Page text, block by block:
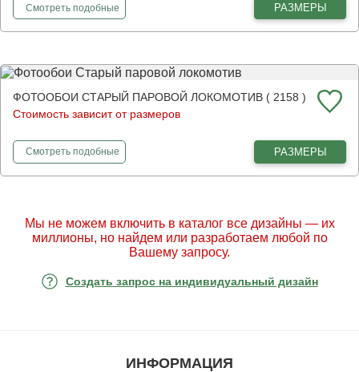
Смотретьфотообои
подобные РАЗМЕРЫ
ФОТООБОИ СТАРЫЙ ПАРОВОЙ ЛОКОМОТИВ ( 2158 )
Стоимость зависит от размеров
Смотретьфотообои
подобные РАЗМЕРЫ
Мы не можем включить в каталог все дизайны — их
миллионы, но найдем или разработаем любой по
Вашему запросу.
Создать запрос на индивидуальный дизайн
ИНФОРМАЦИЯ